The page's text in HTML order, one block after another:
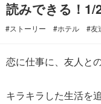
読みできる！1/
#ストーリー #ホテル #友
恋に仕事に、友人と
キラキラした生活を